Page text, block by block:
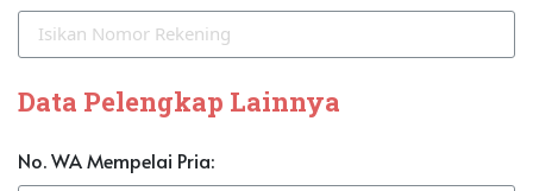
Data Pelengkap Lainnya
No. WA Mempelai Pria: